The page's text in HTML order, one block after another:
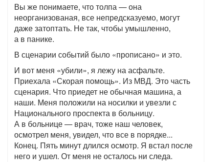
Вы же понимаете, что толпа — она
неорганизованая, все непредсказуемо, могут
даже затоптать. Не так, чтобы умышленно,
а в панике.
В сценарии событий было «прописано» и это.
И вот меня «убили», я лежу на асфальте.
Приехала «Скорая помощь». Из МВД. Это часть
сценария. Что приедет не обычная машина, а
наши. Меня положили на носилки и увезли с
Национального проспекта в больницу.
А в больнице — врач, тоже наш человек,
осмотрел меня, увидел, что все в порядке...
Конец. Пять минут длился осмотр. Я встал после
него и ушел. От меня не осталось ни следа.